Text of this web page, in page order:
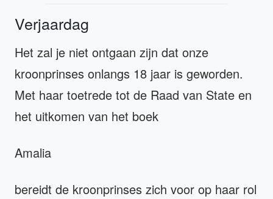
Verjaardag
Het zal je niet ontgaan zijn dat onze
kroonprinses onlangs 18 jaar is geworden.
Met haar toetrede tot de Raad van State en
het uitkomen van het boek
Amalia
bereidt de kroonprinses zich voor op haar rol